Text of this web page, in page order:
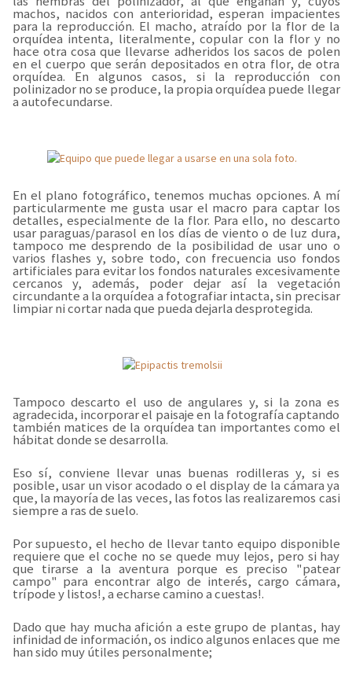
machos, nacidos con anterioridad, esperan impacientes
para la reproducción. El macho, atraído por la flor de la
orquídea intenta, literalmente, copular con la flor y no
hace otra cosa que llevarse adheridos los sacos de polen
en el cuerpo que serán depositados en otra flor, de otra
orquídea. En algunos casos, si la reproducción con
polinizador no se produce, la propia orquídea puede llegar
a autofecundarse.
En el plano fotográfico, tenemos muchas opciones. A mí
particularmente me gusta usar el macro para captar los
detalles, especialmente de la flor. Para ello, no descarto
usar paraguas/parasol en los días de viento o de luz dura,
tampoco me desprendo de la posibilidad de usar uno o
varios flashes y, sobre todo, con frecuencia uso fondos
artificiales para evitar los fondos naturales excesivamente
cercanos y, además, poder dejar así la vegetación
circundante a la orquídea a fotografiar intacta, sin precisar
limpiar ni cortar nada que pueda dejarla desprotegida.
Tampoco descarto el uso de angulares y, si la zona es
agradecida, incorporar el paisaje en la fotografía captando
también matices de la orquídea tan importantes como el
hábitat donde se desarrolla.
Eso sí, conviene llevar unas buenas rodilleras y, si es
posible, usar un visor acodado o el display de la cámara ya
que, la mayoría de las veces, las fotos las realizaremos casi
siempre a ras de suelo.
Por supuesto, el hecho de llevar tanto equipo disponible
requiere que el coche no se quede muy lejos, pero si hay
que tirarse a la aventura porque es preciso "patear
campo" para encontrar algo de interés, cargo cámara,
trípode y listos!, a echarse camino a cuestas!.
Dado que hay mucha afición a este grupo de plantas, hay
infinidad de información, os indico algunos enlaces que me
han sido muy útiles personalmente;